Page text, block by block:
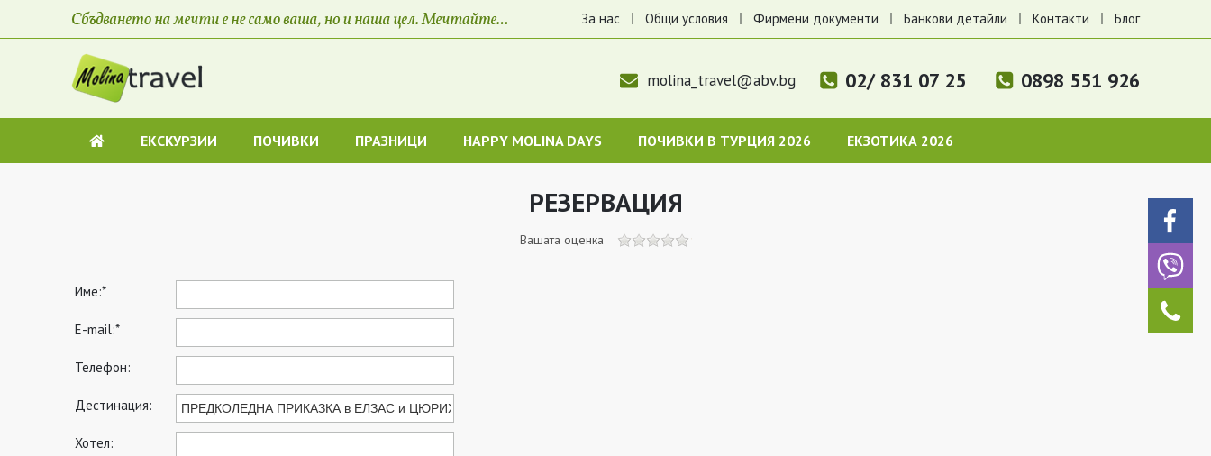
За нас Общи условия Фирмени документи Банкови детайли Контакти Блог
02/ 831 07 25 0898 551 926
molina_travel@abv.bg
ЕКСКУРЗИИ ПОЧИВКИ ПРАЗНИЦИ HAPPY MOLINA DAYS ПОЧИВКИ В ТУРЦИЯ 2026 ЕКЗОТИКА 2026
РЕЗЕРВАЦИЯ
Вашата оценка
Име:*
E-mail:*
Телефон:
Дестинация:
Хотел: